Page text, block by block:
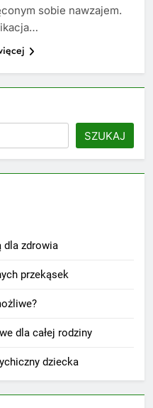
sobie nawzajem.
SZUKAJ
dla zdrowia
przekąsek
dla całej rodziny
dziecka